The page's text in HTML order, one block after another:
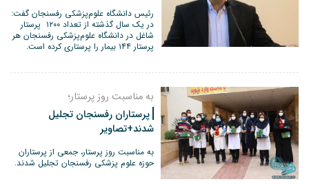
رئیس دانشگاه علوم‌پزشکی رفسنجان گفت:
در یک سال گذشته از تعداد ۱۲۰۰ پرستار
شاغل در دانشگاه علوم‌پزشکی رفسنجان هر
پرستار ۱۴۴ بیمار را پرستاری کرده است.
به مناسبت روز پرستار؛
پرستاران رفسنجان تجلیل
شدند+تصاویر
به مناسبت روز پرستار، جمعی از پرستاران
حوزه علوم پزشکی رفسنجان تجلیل شدند.